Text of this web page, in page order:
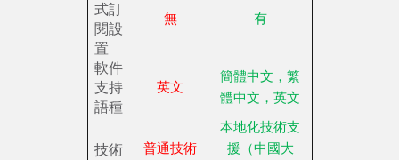
式訂
閱設
置
無 有
軟件
支持
語種
英文
簡體中文，繁
體中文，英文
技術
普通技術
本地化技術支
援（中國大